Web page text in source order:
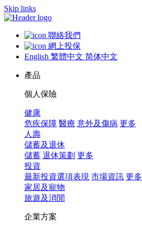
Skip links
聯絡我們
網上投保
English 繁體中文 简体中文
產品
個人保險
健康
危疾保障 醫療 意外及傷病 更多
人壽
儲蓄及退休
儲蓄 退休策劃 更多
投資
最新投資選項表現 市場資訊 更多
家居及寵物
旅遊及消閒
企業方案